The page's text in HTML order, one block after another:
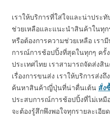
เราให้บริการที่ใส่ใจและน่าประ
ช่วยเหลือและแนะนำสินค้าในทุ
หรือต้องการความช่วยเหลือ เร
การณ์การช้อปปิ้งที่สุดในทุกๆ ครั้
ประเทศไทย เราสามารถจัดส่ง
เรื่องการขนส่ง เราให้บริการส่ง
ค้นหาสินค้าญี่ปุ่นที่น่าตื่นเต้น สั่ง
ประสบการณ์การช้อปปิ้งที่ไม่เห
จะต้องรู้สึกพึงพอใจทุกรายละเอียด